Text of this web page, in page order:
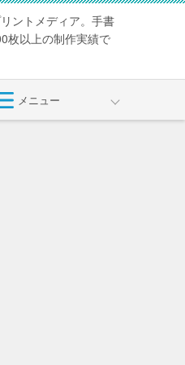
ントメディア。手書
枚以上の制作実績で
メニュー